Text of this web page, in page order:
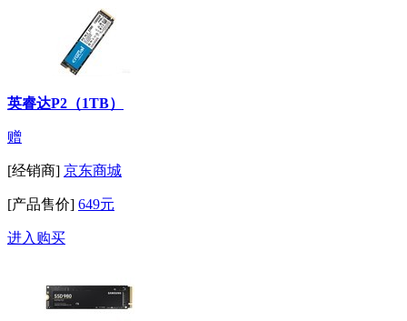
英睿达P2（1TB）
赠
[经销商] 京东商城
[产品售价] 649元
进入购买